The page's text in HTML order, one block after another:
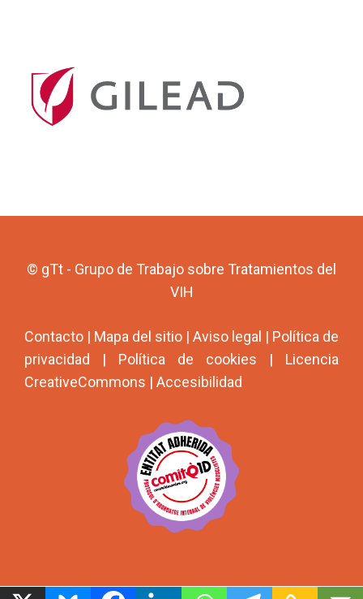
© gTt - Grupo de Trabajo sobre Tratamientos del
VIH
Contacto | Mapa del sitio | Aviso legal | Política de
privacidad | Política de cookies | Licencia
CreativeCommons | Accesibilidad